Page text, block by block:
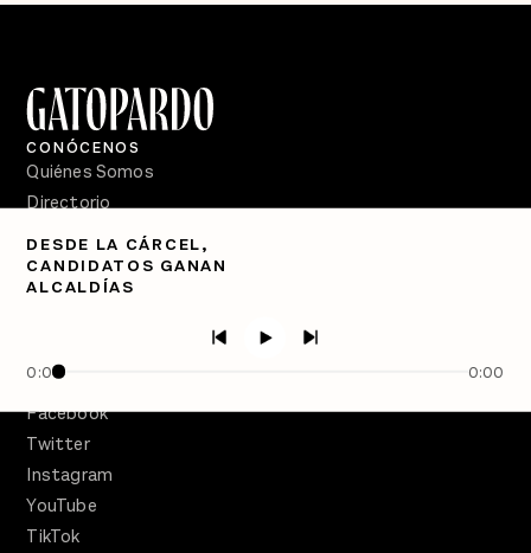
DESDE LA CÁRCEL,
CANDIDATOS GANAN
ALCALDÍAS
0:00 0:00
CONÓCENOS
Quiénes Somos
Directorio
PÓDCASTS
Semanario Gatopardo
Facebook
Twitter
Instagram
YouTube
TikTok